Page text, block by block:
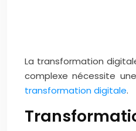
La transformation
complexe nécessite
transformation digitale.